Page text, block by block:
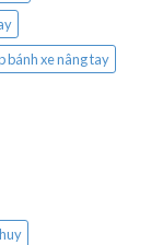
bánh xe nâng tay